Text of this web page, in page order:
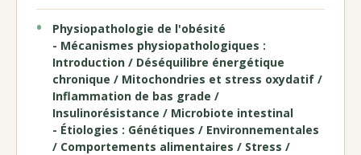
Physiopathologie de l'obésité
- Mécanismes physiopathologiques :
Introduction / Déséquilibre énergétique
chronique / Mitochondries et stress oxydatif /
Inflammation de bas grade /
Insulinorésistance / Microbiote intestinal
- Étiologies : Génétiques / Environnementales
/ Comportements alimentaires / Stress /